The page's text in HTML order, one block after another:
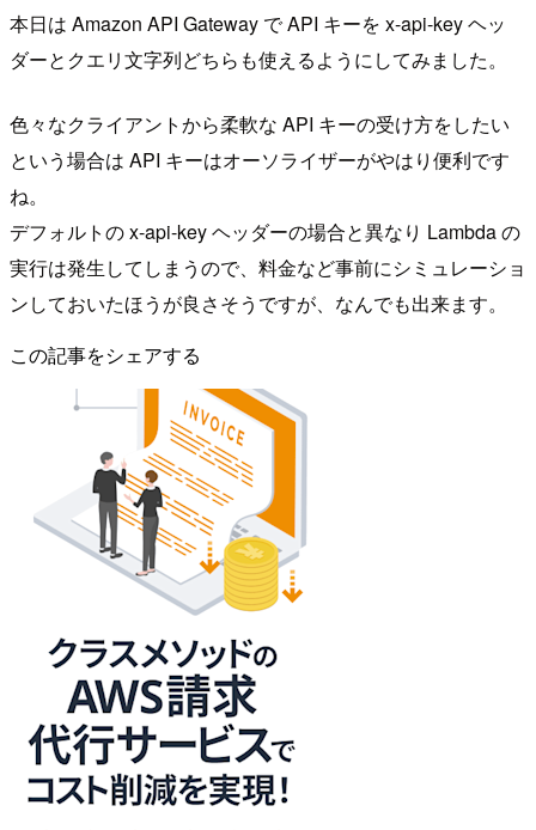
本日は Amazon API Gateway で API キーを x-api-key ヘッ
ダーとクエリ文字列どちらも使えるようにしてみました。
色々なクライアントから柔軟な API キーの受け方をしたい
という場合は API キーはオーソライザーがやはり便利です
ね。
デフォルトの x-api-key ヘッダーの場合と異なり Lambda の
実行は発生してしまうので、料金など事前にシミュレーショ
ンしておいたほうが良さそうですが、なんでも出来ます。
この記事をシェアする